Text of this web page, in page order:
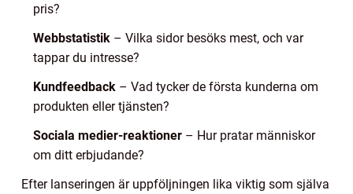
pris?
Webbstatistik – Vilka sidor besöks mest, och var
tappar du intresse?
Kundfeedback – Vad tycker de första kunderna om
produkten eller tjänsten?
Sociala medier-reaktioner – Hur pratar människor
om ditt erbjudande?
Efter lanseringen är uppföljningen lika viktig som själva